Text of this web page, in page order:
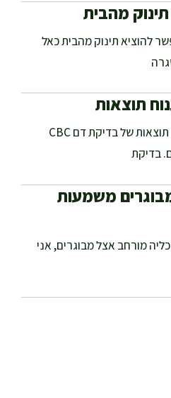
מהבית
להוציא תינוק מהבית כאל
אני רואה רבים מכם מקבלים תוצאות של בדיקת דם CBC
בדיקת
משמעות
מורחב אצל מבוגרים, אני